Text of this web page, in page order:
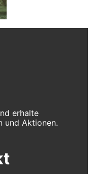
erhalte
und Aktionen.